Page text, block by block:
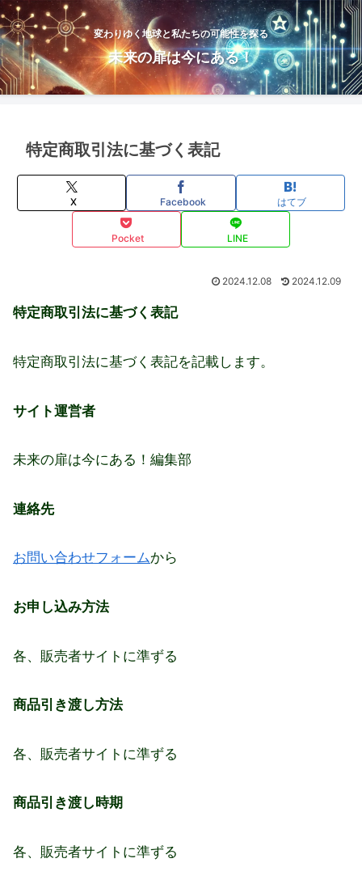
変わりゆく地球と私たちの可能性を探る
未来の扉は今にある！
特定商取引法に基づく表記
X Facebook はてブ
Pocket LINE
2024.12.08 2024.12.09
特定商取引法に基づく表記
特定商取引法に基づく表記を記載します。
サイト運営者
未来の扉は今にある！編集部
連絡先
お問い合わせフォームから
お申し込み方法
各、販売者サイトに準ずる
商品引き渡し方法
各、販売者サイトに準ずる
商品引き渡し時期
各、販売者サイトに準ずる